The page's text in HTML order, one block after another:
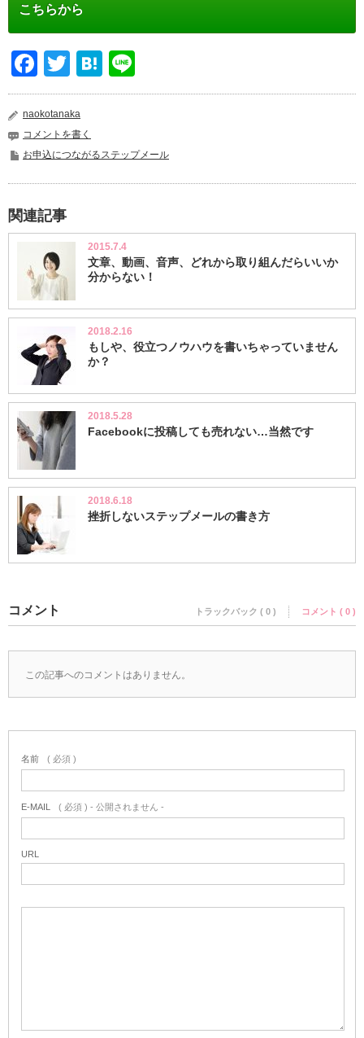
こちらから
Facebook
TwitterHatena
naokotanaka
コメントを書く
お申込につながるステップメール
関連記事
2015.7.4
文章、動画、音声、どれから取り組んだらいいか
分からない！
2018.2.16
もしや、役立つノウハウを書いちゃっていません
か？
2018.5.28
Facebookに投稿しても売れない…当然です
2018.6.18
挫折しないステップメールの書き方
コメント トラックバック ( 0 ) コメント ( 0 )
この記事へのコメントはありません。
名前 ( 必須 )
E-MAIL ( 必須 ) - 公開されません -
URL